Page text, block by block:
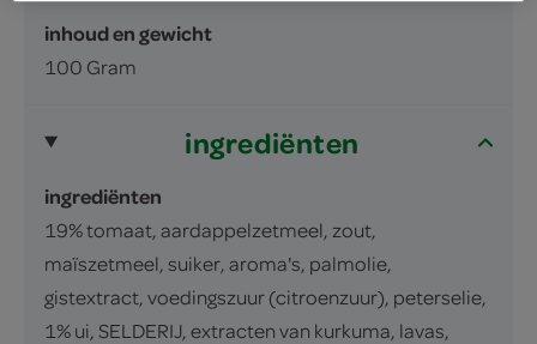
inhoud en gewicht
100 Gram
ingrediënten
ingrediënten
19% tomaat, aardappelzetmeel, zout,
maïszetmeel, suiker, aroma's, palmolie,
gistextract, voedingszuur (citroenzuur), peterselie,
1% ui, SELDERIJ, extracten van kurkuma, lavas,